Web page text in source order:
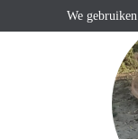
We gebruiken